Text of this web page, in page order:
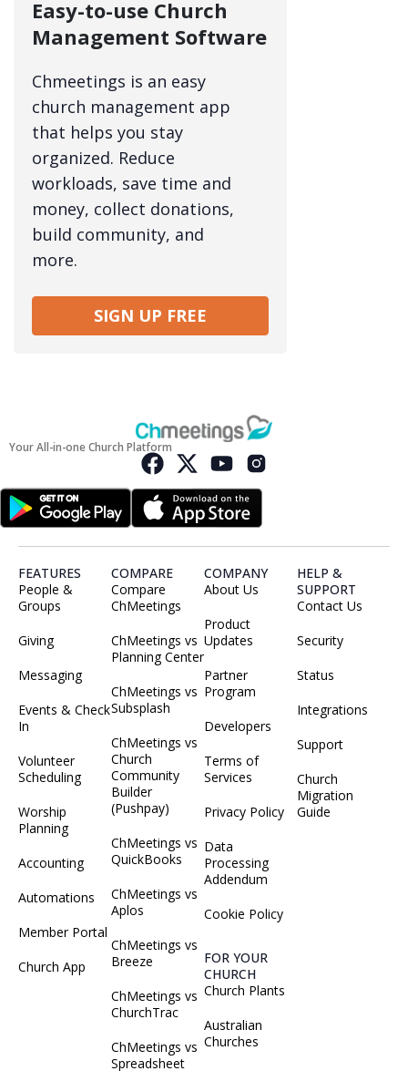
Easy-to-use Church
Management Software
Chmeetings is an easy
church management app
that helps you stay
organized. Reduce
workloads, save time and
money, collect donations,
build community, and
more.
SIGN UP FREE
Your All-in-one Church Platform
FEATURES
People &
Groups
Giving
Messaging
Events & Check
In
Volunteer
Scheduling
Worship
Planning
Accounting
Automations
Member Portal
Church App
COMPARE
Compare
ChMeetings
ChMeetings vs
Planning Center
ChMeetings vs
Subsplash
ChMeetings vs
Church
Community
Builder
(Pushpay)
ChMeetings vs
QuickBooks
ChMeetings vs
Aplos
ChMeetings vs
Breeze
ChMeetings vs
ChurchTrac
ChMeetings vs
Spreadsheet
COMPANY
About Us
Product
Updates
Partner
Program
Developers
Terms of
Services
Privacy Policy
Data
Processing
Addendum
Cookie Policy
FOR YOUR
CHURCH
Church Plants
Australian
Churches
HELP &
SUPPORT
Contact Us
Security
Status
Integrations
Support
Church
Migration
Guide